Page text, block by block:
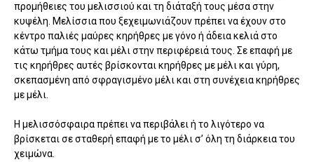
προμήθειες του μελισσιού και τη διάταξή τους μέσα στην
κυψέλη. Μελίσσια που ξεχειμωνιάζουν πρέπει να έχουν στο
κέντρο παλιές μαύρες κηρήθρες με γόνο ή άδεια κελιά στο
κάτω τμήμα τους και μέλι στην περιφέρειά τους. Σε επαφή με
τις κηρήθρες αυτές βρίσκονται κηρήθρες με μέλι και γύρη,
σκεπασμένη από σφραγισμένο μέλι και στη συνέχεια κηρήθρες
με μέλι.
Η μελισσόσφαιρα πρέπει να περιβάλει ή το λιγότερο να
βρίσκεται σε σταθερή επαφή με το μέλι σ’ όλη τη διάρκεια του
χειμώνα.